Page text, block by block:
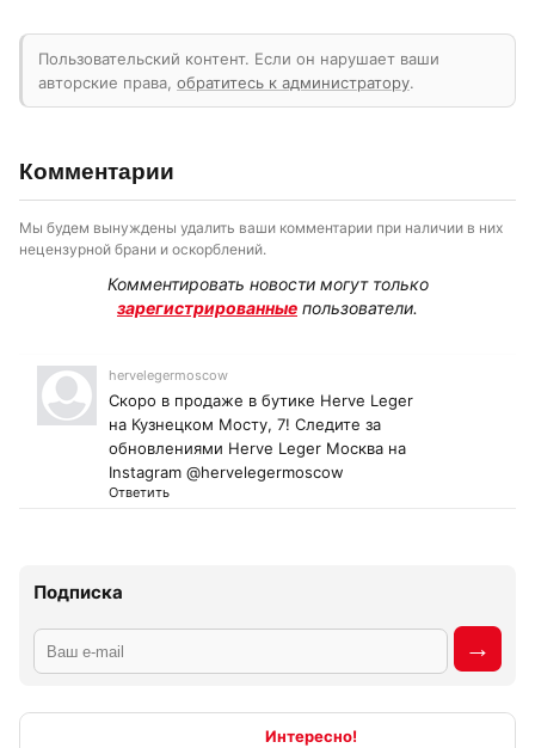
Подписка
Пользовательский контент. Если он нарушает ваши
авторские права, обратитесь к администратору.
Комментарии
Мы будем вынуждены удалить ваши комментарии при наличии в них
нецензурной брани и оскорблений.
Комментировать новости могут только
зарегистрированные пользователи.
hervelegermoscow
Скоро в продаже в бутике Herve Leger
на Кузнецком Мосту, 7! Следите за
обновлениями Herve Leger Москва на
Instagram @hervelegermoscow
Ответить